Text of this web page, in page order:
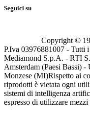
Seguici su
Copyright ©
P.Iva 03976881007 - Tutti
Mediamond S.p.A. - RTI
Amsterdam (Paesi Bassi)
Monzese (MI)Rispetto ai
riprodotti è vietata ogni
sistemi di intelligenza
espresso di utilizzare